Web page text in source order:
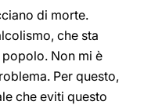
di morte.
che sta
Non mi è
Per questo,
che eviti questo